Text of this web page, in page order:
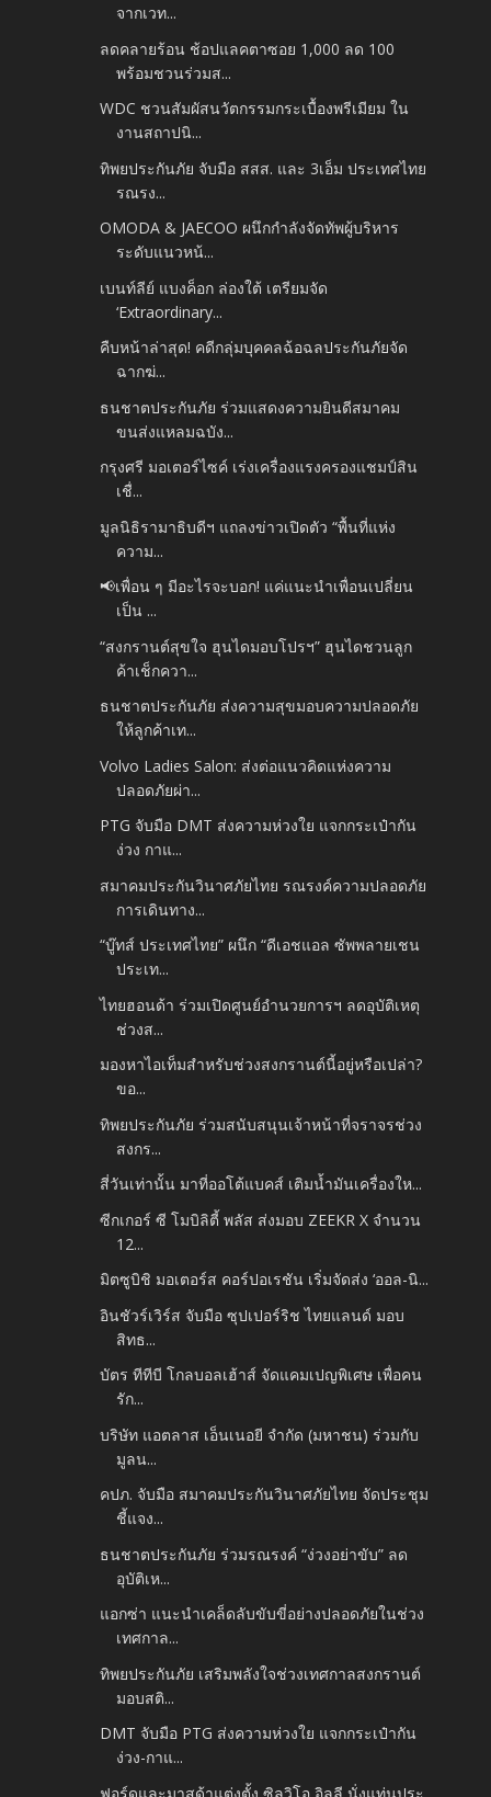
จากเวท...
ลดคลายร้อน ช้อปแลคตาซอย 1,000 ลด 100
พร้อมชวนร่วมส...
WDC ชวนสัมผัสนวัตกรรมกระเบื้องพรีเมียม ใน
งานสถาปนิ...
ทิพยประกันภัย จับมือ สสส. และ 3เอ็ม ประเทศไทย
รณรง...
OMODA & JAECOO ผนึกกำลังจัดทัพผู้บริหาร
ระดับแนวหน้...
เบนท์ลีย์ แบงค็อก ล่องใต้ เตรียมจัด
‘Extraordinary...
คืบหน้าล่าสุด! คดีกลุ่มบุคคลฉ้อฉลประกันภัยจัด
ฉากฆ่...
ธนชาตประกันภัย ร่วมแสดงความยินดีสมาคม
ขนส่งแหลมฉบัง...
กรุงศรี มอเตอร์ไซค์ เร่งเครื่องแรงครองแชมป์สิน
เชื่...
มูลนิธิรามาธิบดีฯ แถลงข่าวเปิดตัว “พื้นที่แห่ง
ความ...
📢เพื่อน ๆ มีอะไรจะบอก! แค่แนะนำเพื่อนเปลี่ยน
เป็น ...
“สงกรานต์สุขใจ ฮุนไดมอบโปรฯ” ฮุนไดชวนลูก
ค้าเช็กควา...
ธนชาตประกันภัย ส่งความสุขมอบความปลอดภัย
ให้ลูกค้าเท...
Volvo Ladies Salon: ส่งต่อแนวคิดแห่งความ
ปลอดภัยผ่า...
PTG จับมือ DMT ส่งความห่วงใย แจกกระเป๋ากัน
ง่วง กาแ...
สมาคมประกันวินาศภัยไทย รณรงค์ความปลอดภัย
การเดินทาง...
“บู๊ทส์ ประเทศไทย” ผนึก “ดีเอชแอล ซัพพลายเชน
ประเท...
ไทยฮอนด้า ร่วมเปิดศูนย์อำนวยการฯ ลดอุบัติเหตุ
ช่วงส...
มองหาไอเท็มสำหรับช่วงสงกรานต์นี้อยู่หรือเปล่า?
ขอ...
ทิพยประกันภัย ร่วมสนับสนุนเจ้าหน้าที่จราจรช่วง
สงกร...
สี่วันเท่านั้น มาที่ออโต้แบคส์ เติมน้ำมันเครื่องให...
ซีกเกอร์ ซี โมบิลิตี้ พลัส ส่งมอบ ZEEKR X จำนวน
12...
มิตซูบิชิ มอเตอร์ส คอร์ปอเรชัน เริ่มจัดส่ง ‘ออล-นิ...
อินชัวร์เวิร์ส จับมือ ซุปเปอร์ริช ไทยแลนด์ มอบ
สิทธ...
บัตร ทีทีบี โกลบอลเฮ้าส์ จัดแคมเปญพิเศษ เพื่อคน
รัก...
บริษัท แอตลาส เอ็นเนอยี จำกัด (มหาชน) ร่วมกับ
มูลน...
คปภ. จับมือ สมาคมประกันวินาศภัยไทย จัดประชุม
ชี้แจง...
ธนชาตประกันภัย ร่วมรณรงค์ “ง่วงอย่าขับ” ลด
อุบัติเห...
แอกซ่า แนะนำเคล็ดลับขับขี่อย่างปลอดภัยในช่วง
เทศกาล...
ทิพยประกันภัย เสริมพลังใจช่วงเทศกาลสงกรานต์
มอบสติ...
DMT จับมือ PTG ส่งความห่วงใย แจกกระเป๋ากัน
ง่วง-กาแ...
ฟอร์ดและมาสด้าแต่งตั้ง ซิลวิโอ อิลลี นั่งแท่นประ